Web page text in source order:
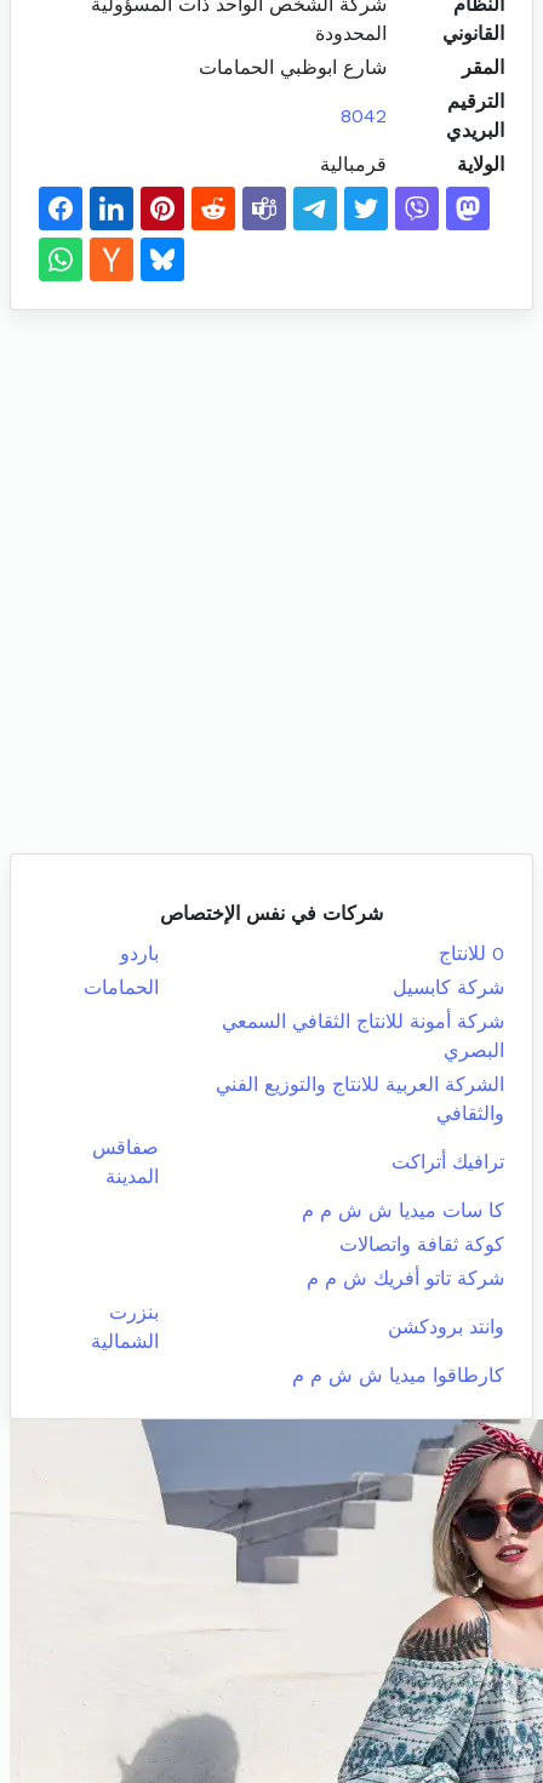
القانوني
المحدودة
المقر
شارع ابوظبي الحمامات
الترقيم
البريدي
8042
الولاية قرمبالية
شركات في نفس الإختصاص
0 للانتاج
باردو
شركة كابسيل
الحمامات
شركة أمونة للانتاج الثقافي السمعي
البصري
الشركة العربية للانتاج والتوزيع الفني
والثقافي
ترافيك أتراكت
صفاقس
المدينة
كا سات ميديا ش ش م م
كوكة ثقافة واتصالات
شركة تاتو أفريك ش م م
وانتد برودكشن
بنزرت
الشمالية
كارطاقوا ميديا ش ش م م